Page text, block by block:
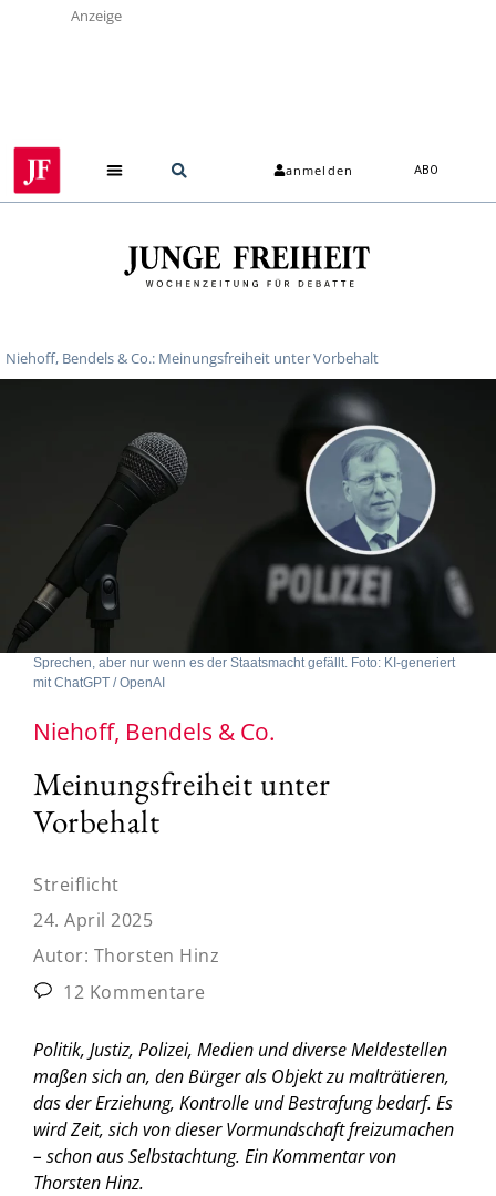
Anzeige
anmelden ABO
Niehoff, Bendels & Co.: Meinungsfreiheit unter Vorbehalt
Sprechen, aber nur wenn es der Staatsmacht gefällt. Foto: KI-generiert
mit ChatGPT / OpenAI
Niehoff, Bendels & Co.
Meinungsfreiheit unter
Vorbehalt
Streiflicht
24. April 2025
Autor: Thorsten Hinz
12 Kommentare
Politik, Justiz, Polizei, Medien und diverse Meldestellen
maßen sich an, den Bürger als Objekt zu malträtieren,
das der Erziehung, Kontrolle und Bestrafung bedarf. Es
wird Zeit, sich von dieser Vormundschaft freizumachen
– schon aus Selbstachtung. Ein Kommentar von
Thorsten Hinz.